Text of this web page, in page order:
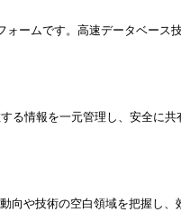
ームです。高速データベース
る情報を一元管理し、安全に
向や技術の空白領域を把握し